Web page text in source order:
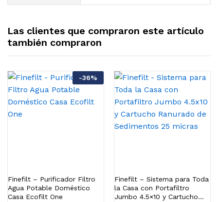
Las clientes que compraron este artículo
también compraron
-36%
Finefilt – Purificador Filtro
Agua Potable Doméstico
Casa Ecofilt One
Finefilt – Sistema para Toda
la Casa con Portafiltro
Jumbo 4.5×10 y Cartucho